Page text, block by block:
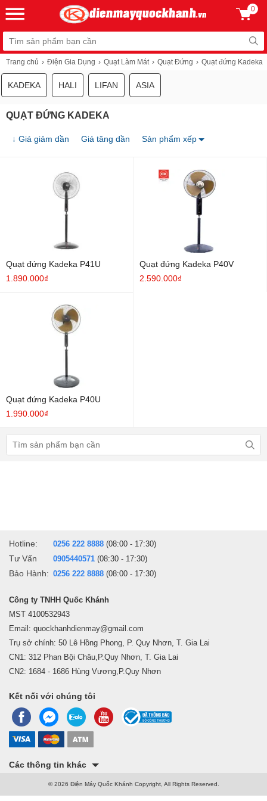
0
Trang chủ Điện Gia Dụng Quạt Làm Mát Quạt Đứng Quạt đứng Kadeka
KADEKA HALI LIFAN ASIA
QUẠT ĐỨNG KADEKA
↓ Giá giảm dần Giá tăng dần Sản phẩm xếp
Quạt đứng Kadeka P41U
1.890.000₫
Quạt đứng Kadeka P40V
2.590.000₫
Quạt đứng Kadeka P40U
1.990.000₫
Hotline: 0256 222 8888 (08:00 - 17:30)
Tư Vấn 0905440571 (08:30 - 17:30)
Bảo Hành: 0256 222 8888 (08:00 - 17:30)
Công ty TNHH Quốc Khánh
MST 4100532943
Email: quockhanhdienmay@gmail.com
Trụ sở chính: 50 Lê Hồng Phong, P. Quy Nhơn, T. Gia Lai
CN1: 312 Phan Bội Châu,P.Quy Nhơn, T. Gia Lai
CN2: 1684 - 1686 Hùng Vương,P.Quy Nhơn
Kết nối với chúng tôi
Các thông tin khác
© 2026 Điện Máy Quốc Khánh Copyright, All Rights Reserved.